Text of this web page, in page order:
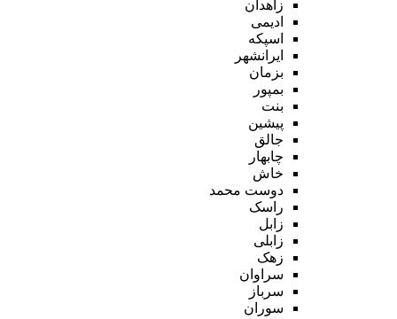
زاهدان
ادیمی
اسپکه
ایرانشهر
بزمان
بمپور
بنت
پیشین
جالق
چابهار
خاش
دوست محمد
راسک
زابل
زابلی
زهک
سراوان
سرباز
سوران